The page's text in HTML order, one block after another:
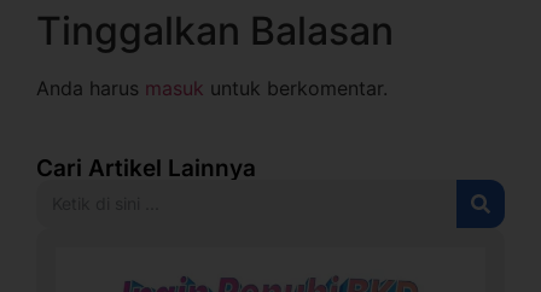
Tinggalkan Balasan
Anda harus masuk untuk berkomentar.
Cari Artikel Lainnya